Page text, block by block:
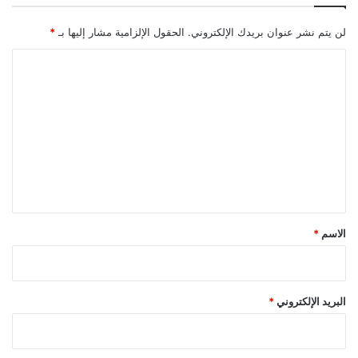
ا
ف
ش
ي
،
ب
ي
.
و
لن يتم نشر عنوان بريدك الإلكتروني. الحقول الإلزامية مشار إليها بـ *
*
الاسم *
البريد الإلكتروني *